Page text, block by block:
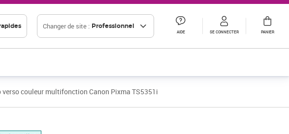
Changer de site : Professionnel
AIDE SE CONNECTER PANIER
verso couleur multifonction Canon Pixma TS5351i